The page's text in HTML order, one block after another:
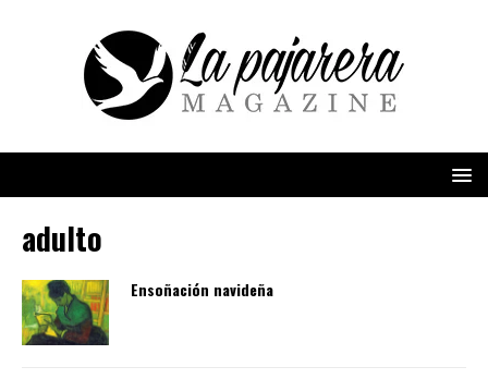
adulto
Ensoñación navideña